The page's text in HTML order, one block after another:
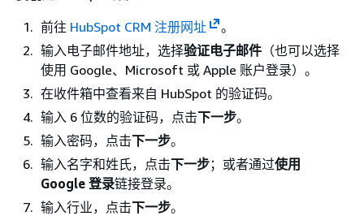
前往 HubSpot CRM 注册网址
。
输入电子邮件地址，选择验证电子邮件 （也可以选择
使用 Google、Microsoft 或 Apple 账户登录）。
在收件箱中查看来自 HubSpot 的验证码。
输入 6 位数的验证码，点击下一步。
输入密码，点击下一步。
输入名字和姓氏，点击下一步；或者通过使用
Google 登录链接登录。
输入行业，点击下一步。